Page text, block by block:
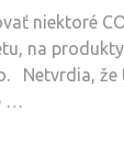
niektoré
na
Netvrdia, že
…